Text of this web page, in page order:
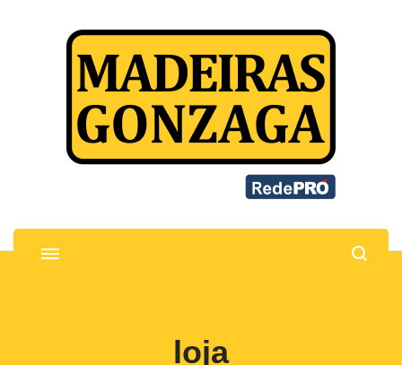
Madeiras Gonzaga
Madeiras e ferragens para marcenaria
loja